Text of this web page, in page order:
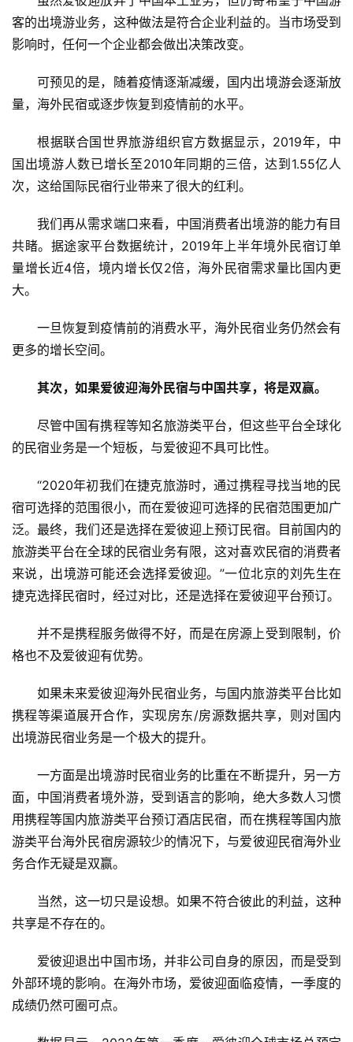
能
A
科
讯
纪
数
栏
题
客的出境游业务， 这种做法是符合企业利益的。当市场受到
影响时，任何一个企业都会做出决策改变。
可预见的是，随着疫情逐渐减缓，国内出境游会逐渐放
量，海外民宿或逐步恢复到疫情前的水平。
根据联合国世界旅游组织官方数据显示， 2019年，中
国出境游人数已增长至2010年同期的三倍，达到1.55亿人
次，这给国际民宿行业带来了很大的红利。
我们再从需求端口来看，中国消费者出境游的能力有目
共睹。据途家平台数据统计， 2019年上半年境外民宿订单
量增长近4倍，境内增长仅2倍，海外民宿需求量比国内更
大。
一旦恢复到疫情前的消费水平，海外民宿业务仍然会有
更多的增长空间。
其次，如果爱彼迎海外民宿与中国共享，将是双赢。
尽管中国有携程等知名旅游类平台，但这些平台全球化
的民宿业务是一个短板，与爱彼迎不具可比性。
“2020年初我们在捷克旅游时，通过携程寻找当地的民
宿可选择的范围很小，而在爱彼迎可选择的民宿范围更加广
泛。最终，我们还是选择在爱彼迎上预订民宿。目前国内的
旅游类平台在全球的民宿业务有限，这对喜欢民宿的消费者
来说，出境游可能还会选择爱彼迎。”一位北京的刘先生在
捷克选择民宿时，经过对比，还是选择在爱彼迎平台预订。
并不是携程服务做得不好，而是在房源上受到限制，价
格也不及爱彼迎有优势。
如果未来爱彼迎海外民宿业务，与国内旅游类平台比如
携程等渠道展开合作，实现房东/房源数据共享，则对国内
出境游民宿业务是一个极大的提升。
一方面是出境游时民宿业务的比重在不断提升，另一方
面，中国消费者境外游，受到语言的影响，绝大多数人习惯
用携程等国内旅游类平台预订酒店民宿，而在携程等国内旅
游类平台海外民宿房源较少的情况下，与爱彼迎民宿海外业
务合作无疑是双赢。
当然，这一切只是设想。如果不符合彼此的利益，这种
共享是不存在的。
爱彼迎退出中国市场， 并非公司自身的原因，而是受到
外部环境的影响。在海外市场，爱彼迎面临疫情，一季度的
成绩仍然可圈可点。